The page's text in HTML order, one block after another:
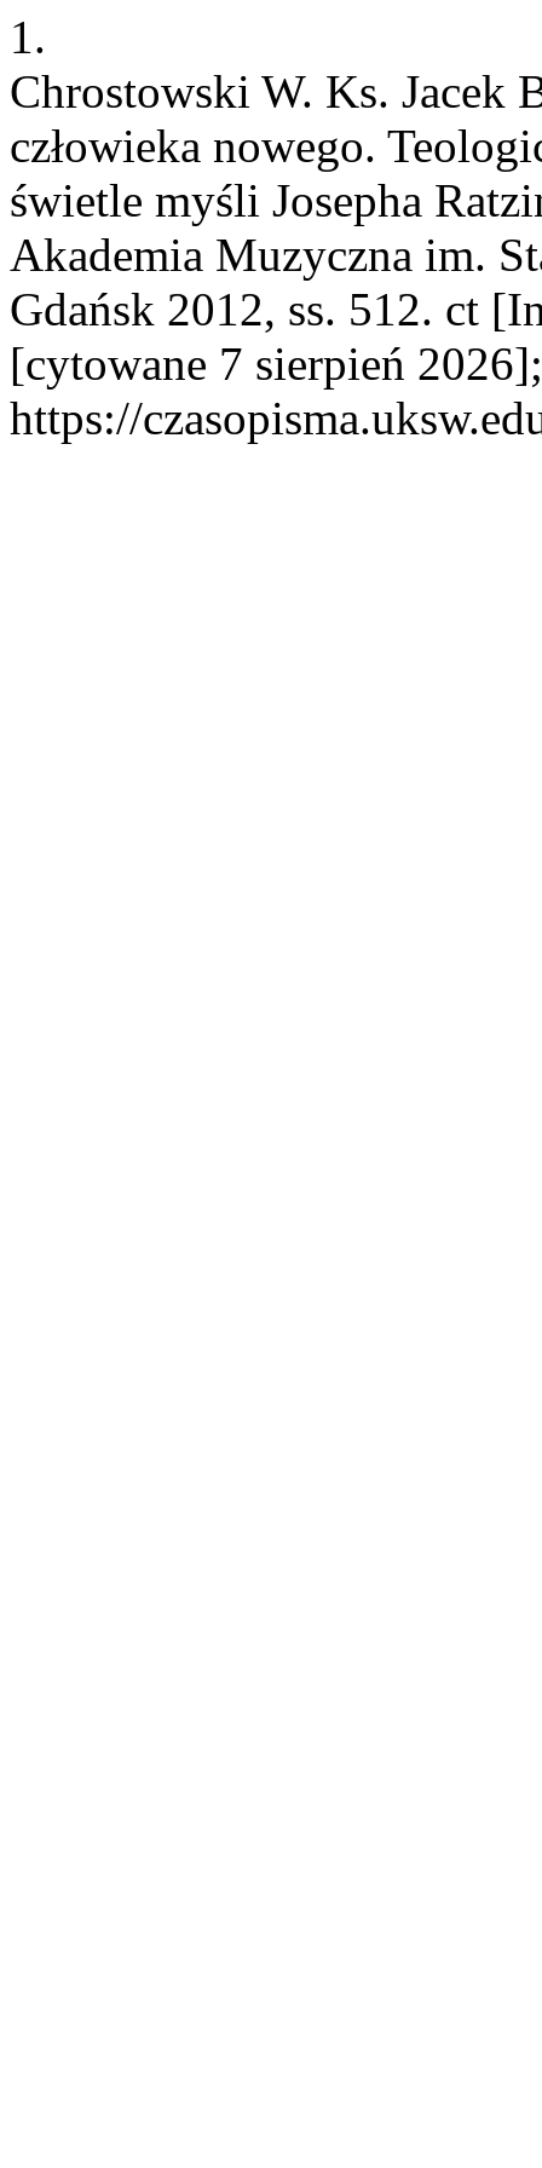
1.
Chrostowski W. Ks. Jacek
człowieka nowego.
świetle myśli Josepha
Akademia Muzyczna im.
Gdańsk 2012, ss. 512. ct
[cytowane 7 sierpień
https://